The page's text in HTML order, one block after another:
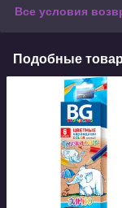
Все условия
Подобные